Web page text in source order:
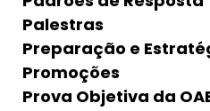
Palestras
Preparação e
Promoções
Prova Objetiva da